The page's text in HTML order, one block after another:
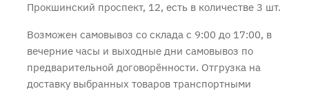
Прокшинский проспект, 12, есть в количестве 3 шт.
Возможен самовывоз со склада с 9:00 до 17:00, в
вечерние часы и выходные дни самовывоз по
предварительной договорённости. Отгрузка на
доставку выбранных товаров транспортными